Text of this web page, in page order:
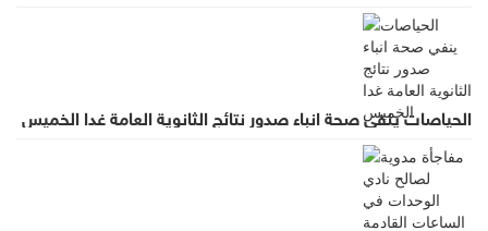
الحياصات ينفي صحة انباء صدور نتائج الثانوية العامة غدا الخميس